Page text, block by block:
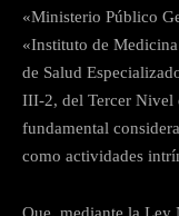
«Ministerio Público
«Instituto de
de Salud
III-2, del Tercer Nivel
fundamental
como actividades